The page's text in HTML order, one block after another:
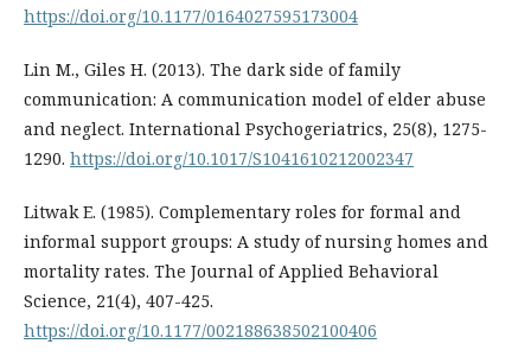
https://doi.org/10.1177/0164027595173004
Lin M., Giles H. (2013). The dark side of family
communication: A communication model of elder abuse
and neglect. International Psychogeriatrics, 25(8), 1275-
1290. https://doi.org/10.1017/S1041610212002347
Litwak E. (1985). Complementary roles for formal and
informal support groups: A study of nursing homes and
mortality rates. The Journal of Applied Behavioral
Science, 21(4), 407-425.
https://doi.org/10.1177/002188638502100406